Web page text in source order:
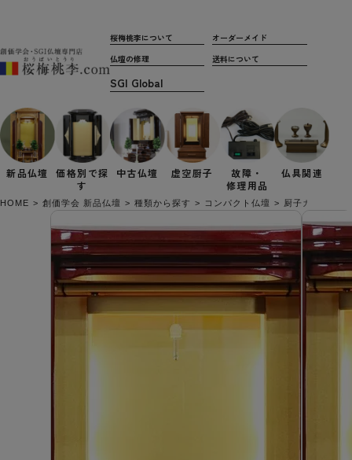
桜梅桃李について
オーダーメイド
仏壇の修理
送料について
新品仏壇 価格別で探
す
中古仏壇 虚空厨子
故障・
修理用品
仏具関連
HOME 創価学会 新品仏壇 種類から探す コンパクト仏壇 厨子カバー付き